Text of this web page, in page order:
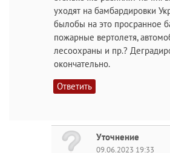
уходят на бамбардировки
былобы на это просранное
пожарные вертолетя,
лесоохраны и пр.?
окончательно.
Ответить
Уточнение
09.06.2023 19:33